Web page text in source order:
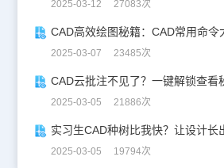
2025-03-12 27083次
2025-03-07 23485次
CAD云批注不见了？一键解锁查看
2025-03-05 21886次
实习生CAD种树比我快？让设计长
2025-03-05 19794次